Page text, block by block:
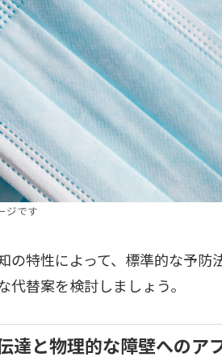
ジです
の特性によって、標準的な予
代替案を検討しましょう。
達と物理的な障壁へのア